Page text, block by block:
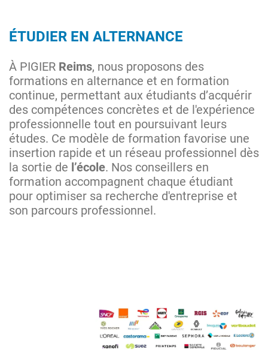
ÉTUDIER EN ALTERNANCE
À PIGIER Reims, nous proposons des
formations en alternance et en formation
continue, permettant aux étudiants d’acquérir
des compétences concrètes et de l'expérience
professionnelle tout en poursuivant leurs
études. Ce modèle de formation favorise une
insertion rapide et un réseau professionnel dès
la sortie de l’école. Nos conseillers en
formation accompagnent chaque étudiant
pour optimiser sa recherche d'entreprise et
son parcours professionnel.